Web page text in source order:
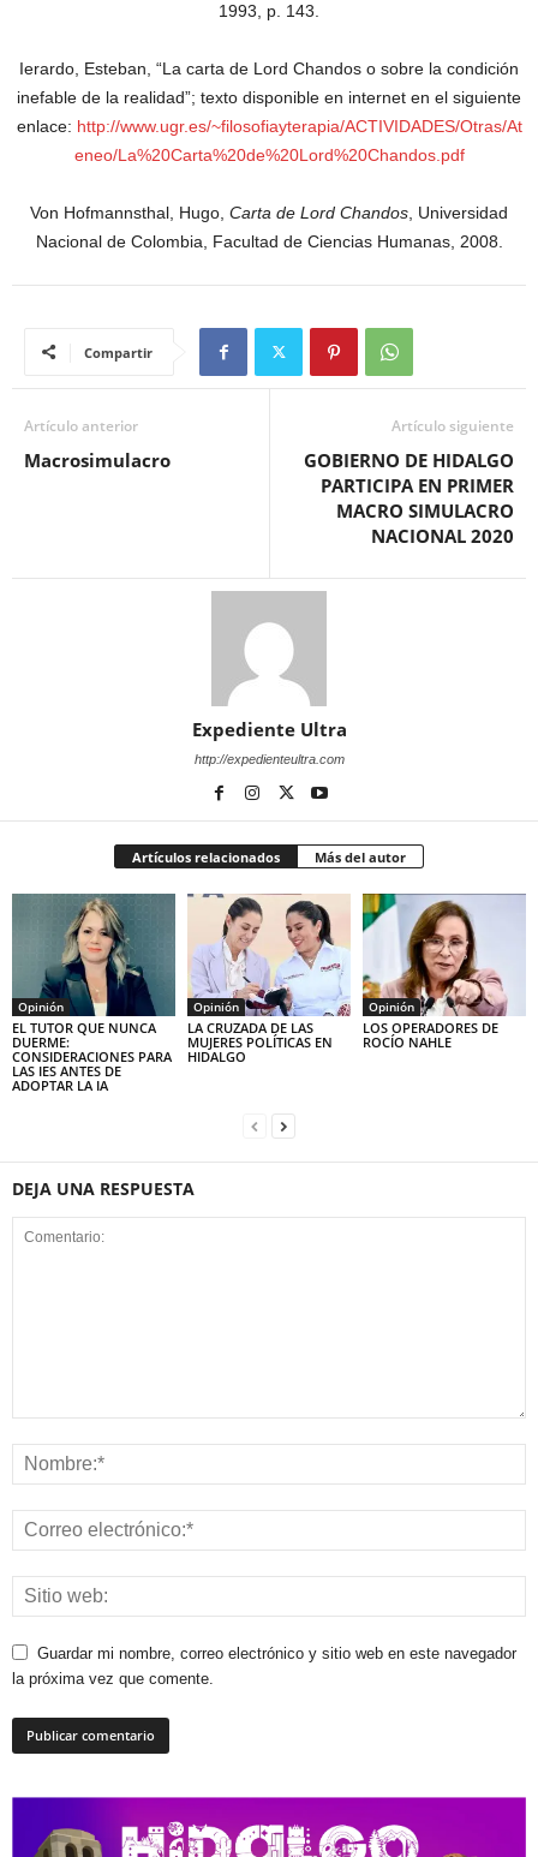
1993, p. 143.
Ierardo, Esteban, “La carta de Lord Chandos o sobre la condición
inefable de la realidad”; texto disponible en internet en el siguiente
enlace: http://www.ugr.es/~filosofiayterapia/ACTIVIDADES/Otras/At
eneo/La%20Carta%20de%20Lord%20Chandos.pdf
Von Hofmannsthal, Hugo, Carta de Lord Chandos , Universidad
Nacional de Colombia, Facultad de Ciencias Humanas, 2008.
Compartir
Artículo anterior
Macrosimulacro
Artículo siguiente
GOBIERNO DE HIDALGO
PARTICIPA EN PRIMER
MACRO SIMULACRO
NACIONAL 2020
Expediente Ultra
http://expedienteultra.com
Artículos relacionados Más del autor
Opinión
EL TUTOR QUE NUNCA
DUERME:
CONSIDERACIONES PARA
LAS IES ANTES DE
ADOPTAR LA IA
Opinión
LA CRUZADA DE LAS
MUJERES POLÍTICAS EN
HIDALGO
Opinión
LOS OPERADORES DE
ROCÍO NAHLE
DEJA UNA RESPUESTA
Guardar mi nombre, correo electrónico y sitio web en este navegador
la próxima vez que comente.